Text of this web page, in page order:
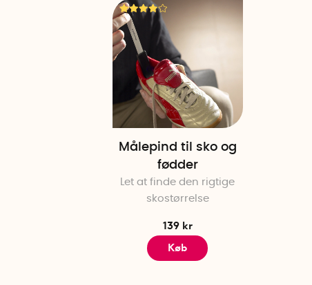
Målepind til sko og
fødder
Let at finde den rigtige
skostørrelse
139 kr
Køb